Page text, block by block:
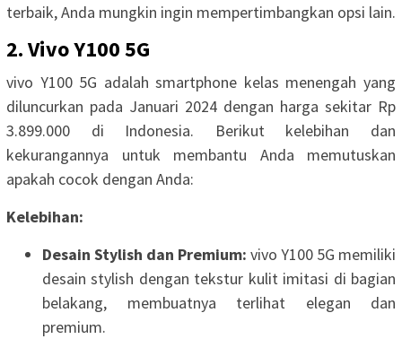
terbaik, Anda mungkin ingin mempertimbangkan opsi lain.
2. Vivo Y100 5G
vivo Y100 5G adalah smartphone kelas menengah yang
diluncurkan pada Januari 2024 dengan harga sekitar Rp
3.899.000 di Indonesia. Berikut kelebihan dan
kekurangannya untuk membantu Anda memutuskan
apakah cocok dengan Anda:
Kelebihan:
Desain Stylish dan Premium: vivo Y100 5G memiliki
desain stylish dengan tekstur kulit imitasi di bagian
belakang, membuatnya terlihat elegan dan
premium.